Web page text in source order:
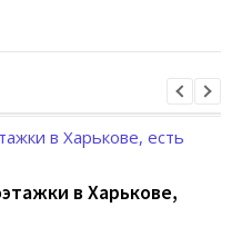
в Харькове,